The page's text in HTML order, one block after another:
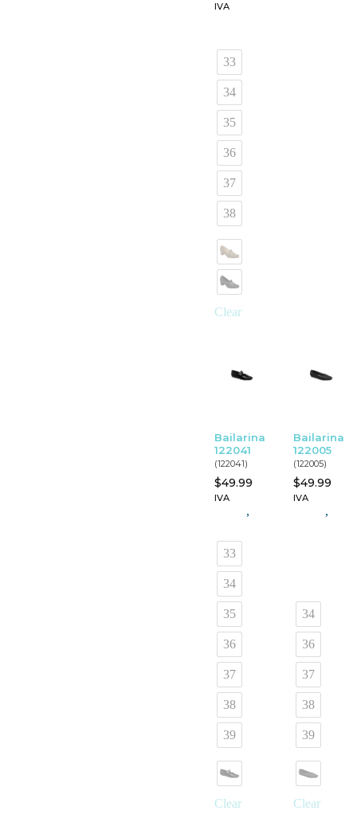
IVA
33
34
35
36
37
38
Clear
Bailarina
122041
(122041)
$49.99
IVA
,
33
34
35
36
37
38
39
Clear
Bailarina
122005
(122005)
$49.99
IVA
,
34
36
37
38
39
Clear